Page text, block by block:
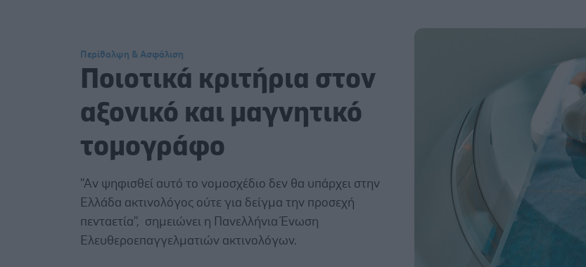
Περίθαλψη & Ασφάλιση
Ποιοτικά κριτήρια στον
αξονικό και μαγνητικό
τομογράφο
''Αν ψηφισθεί αυτό το νομοσχέδιο δεν θα υπάρχει στην
Ελλάδα ακτινολόγος ούτε για δείγμα την προσεχή
πενταετία'', σημειώνει η Πανελλήνια Ένωση
Ελευθεροεπαγγελματιών ακτινολόγων.